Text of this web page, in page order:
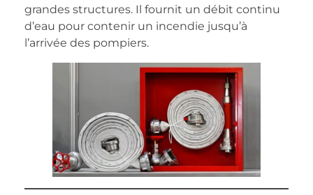
grandes structures. Il fournit un débit continu
d’eau pour contenir un incendie jusqu’à
l’arrivée des pompiers.